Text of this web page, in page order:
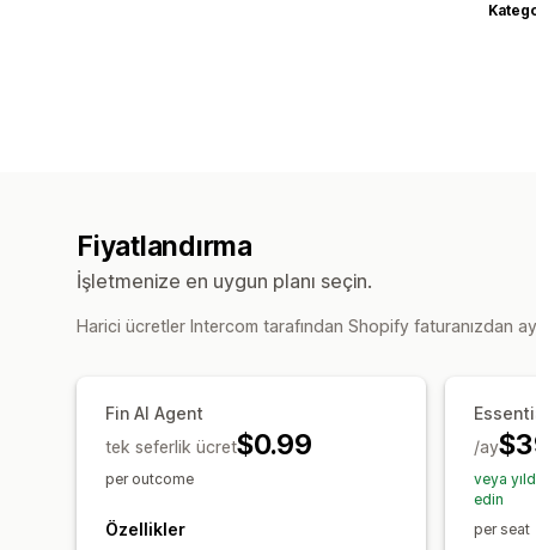
Fiyatlandırma
İşletmenize en uygun planı seçin.
Harici ücretler Intercom tarafından Shopify faturanızdan
Fin AI Agent
$0.99
tek seferlik ücret
per outcome
Özellikler
/ay
veya
edin
per seat